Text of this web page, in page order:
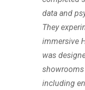
data and
They
immersive
was
showrooms
including